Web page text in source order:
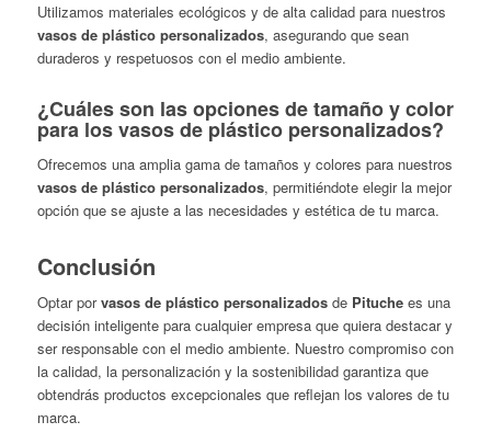
Utilizamos materiales ecológicos y de alta calidad para nuestros
vasos de plástico personalizados, asegurando que sean
duraderos y respetuosos con el medio ambiente.
¿Cuáles son las opciones de tamaño y color
para los vasos de plástico personalizados?
Ofrecemos una amplia gama de tamaños y colores para nuestros
vasos de plástico personalizados, permitiéndote elegir la mejor
opción que se ajuste a las necesidades y estética de tu marca.
Conclusión
Optar porvasos de plástico personalizadosde Pituchees una
decisión inteligente para cualquier empresa que quiera destacar y
ser responsable con el medio ambiente. Nuestro compromiso con
la calidad, la personalización y la sostenibilidad garantiza que
obtendrás productos excepcionales que reflejan los valores de tu
marca.